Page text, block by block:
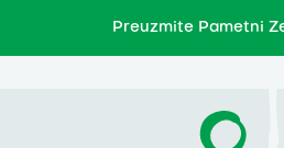
Preuzmite Pametni